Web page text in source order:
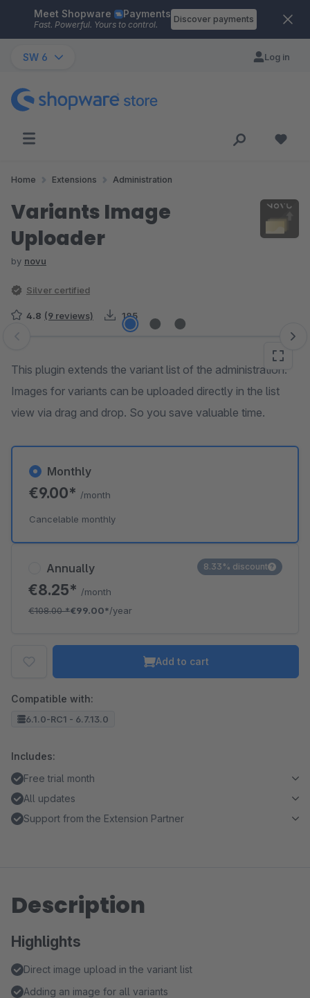
Skip to main content
Meet Shopware Payments
Fast. Powerful. Yours to control.
Discover payments
SW 6 Log in
Home Extensions Administration
Variants Image
Uploader
by novu
Silver certified
4.8 (9 reviews) 185
Skip image gallery
This plugin extends the variant list of the administration:
Images for variants can be uploaded directly in the list
view via drag and drop. So you save valuable time.
Annually
€8.25* /month
€108.00*€99.00*/year
8.33% discount
Monthly
€9.00* /month
Cancelable monthly
Add to cart
Compatible with:
6.1.0-RC1 - 6.7.13.0
Includes:
Free trial month
All updates
Support from the Extension Partner
Description
Highlights
Direct image upload in the variant list
Adding an image for all variants